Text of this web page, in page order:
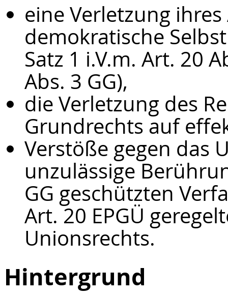
eine Verletzung
demokratische
Satz 1 i.V.m. Art. 20
Abs. 3 GG),
die Verletzung des
Grundrechts auf
Verstöße gegen das
unzulässige
GG geschützten
Art. 20 EPGÜ
Unionsrechts.
Hintergrund